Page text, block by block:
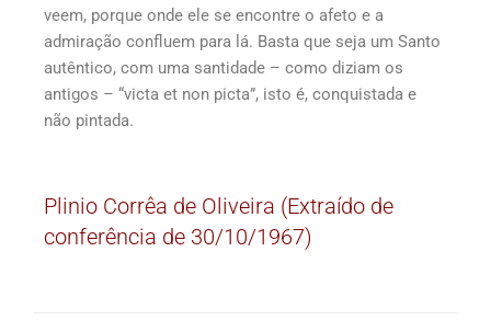
veem, porque onde ele se encontre o afeto e a
admiração confluem para lá. Basta que seja um Santo
autêntico, com uma santidade – como diziam os
antigos – “victa et non picta”, isto é, conquistada e
não pintada.
Plinio Corrêa de Oliveira (Extraído de
conferência de 30/10/1967)